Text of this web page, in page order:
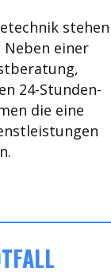
stehen
einer
24-Stunden-
die eine